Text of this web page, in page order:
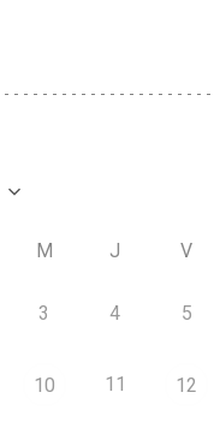
M J V
3 4 5
10 11 12